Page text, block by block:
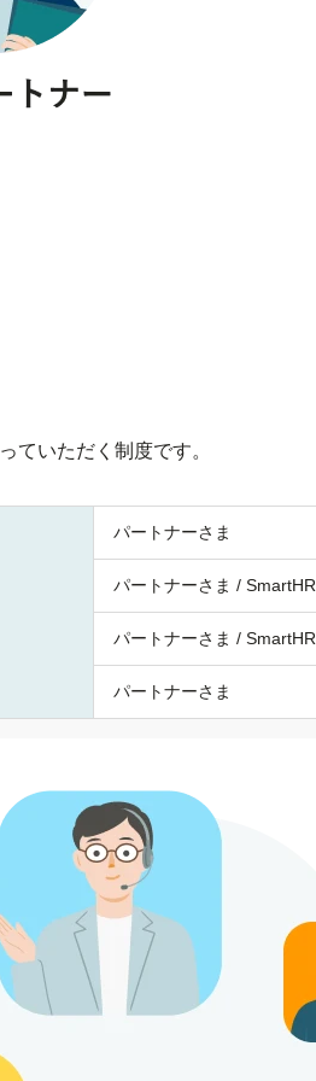
ていただく制度です。
パートナーさま
パートナーさま / SmartHR
パートナーさま / SmartHR
パートナーさま